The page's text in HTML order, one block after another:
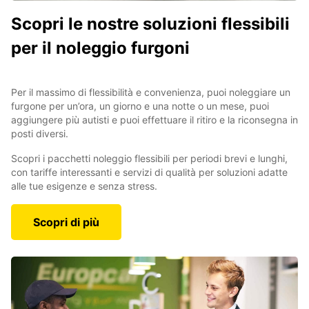
Scopri le nostre soluzioni flessibili
per il noleggio furgoni
Per il massimo di flessibilità e convenienza, puoi noleggiare un
furgone per un’ora, un giorno e una notte o un mese, puoi
aggiungere più autisti e puoi effettuare il ritiro e la riconsegna in
posti diversi.
Scopri i pacchetti noleggio flessibili per periodi brevi e lunghi,
con tariffe interessanti e servizi di qualità per soluzioni adatte
alle tue esigenze e senza stress.
Scopri di più